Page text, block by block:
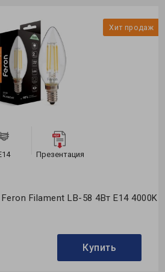
Хит продаж
Презентация
Filament LB-58 4Вт E14 4000K
Купить